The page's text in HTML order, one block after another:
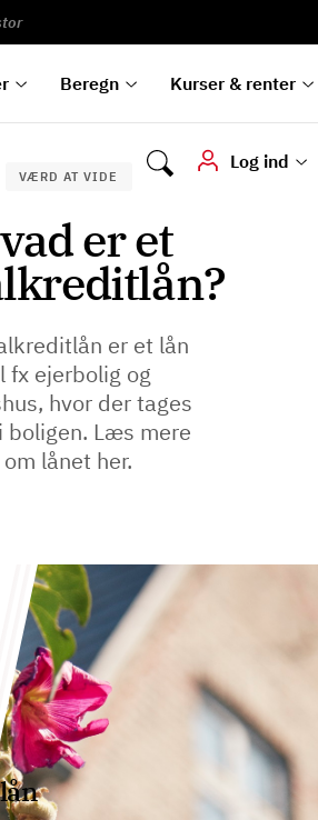
Beregn Kurser & renter
Log ind
rentetilpasning
guides
VÆRD AT VIDE
er et
er et lån
fx ejerbolig og
hvor der tages
boligen. Læs mere
om lånet her.